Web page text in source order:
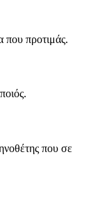
προτιμάς.
που σε